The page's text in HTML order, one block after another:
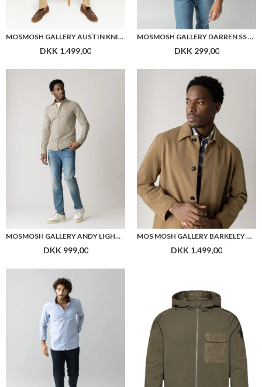
MOSMOSH GALLERY AUSTIN KNIT OVERSHIRT
DKK 1.499,00
MOSMOSH GALLERY DARREN SS TEE
DKK 299,00
MOSMOSH GALLERY ANDY LIGHT VINTAGE JEANS
DKK 999,00
MOS MOSH GALLERY BARKELEY COAT
DKK 1.499,00